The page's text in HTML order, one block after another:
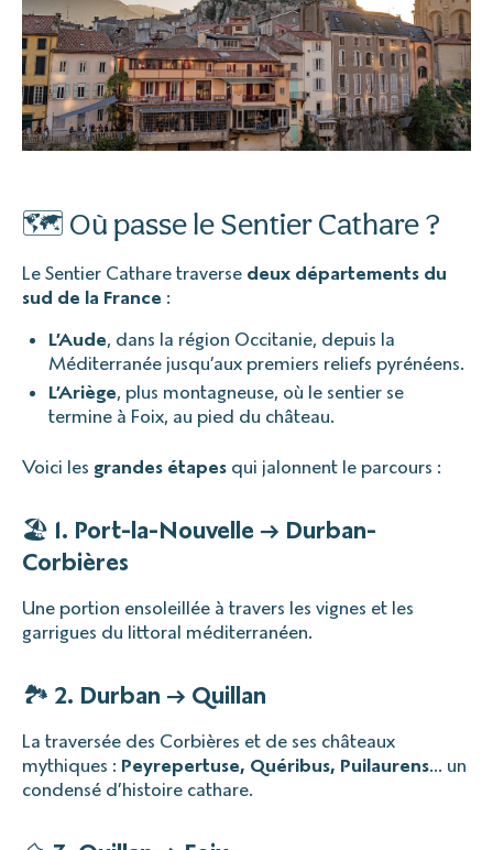
🗺️ Où passe le Sentier Cathare ?
Le Sentier Cathare traverse deux départements du
sud de la France :
L’Aude, dans la région Occitanie, depuis la
Méditerranée jusqu’aux premiers reliefs pyrénéens.
L’Ariège, plus montagneuse, où le sentier se
termine à Foix, au pied du château.
Voici les grandes étapes qui jalonnent le parcours :
🏖️ 1. Port-la-Nouvelle → Durban-
Corbières
Une portion ensoleillée à travers les vignes et les
garrigues du littoral méditerranéen.
🏞️ 2. Durban → Quillan
La traversée des Corbières et de ses châteaux
mythiques : Peyrepertuse, Quéribus, Puilaurens… un
condensé d’histoire cathare.